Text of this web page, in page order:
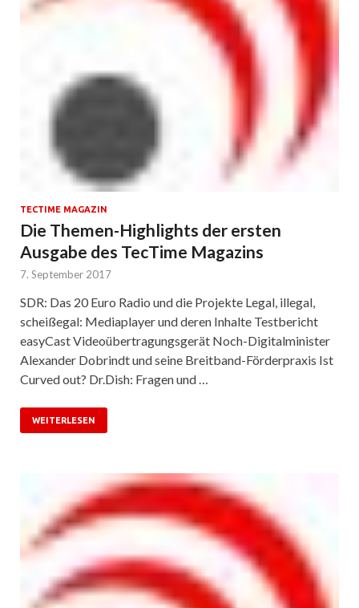
TECTIME MAGAZIN
Die Themen-Highlights der ersten
Ausgabe des TecTime Magazins
7. September 2017
SDR: Das 20 Euro Radio und die Projekte Legal, illegal,
scheißegal: Mediaplayer und deren Inhalte Testbericht
easyCast Videoübertragungsgerät Noch-Digitalminister
Alexander Dobrindt und seine Breitband-Förderpraxis Ist
Curved out? Dr.Dish: Fragen und …
WEITERLESEN